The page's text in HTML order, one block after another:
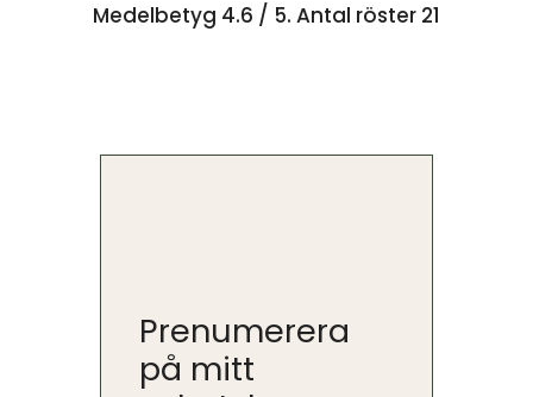
Medelbetyg 4.6 / 5. Antal röster 21
Prenumerera
på mitt